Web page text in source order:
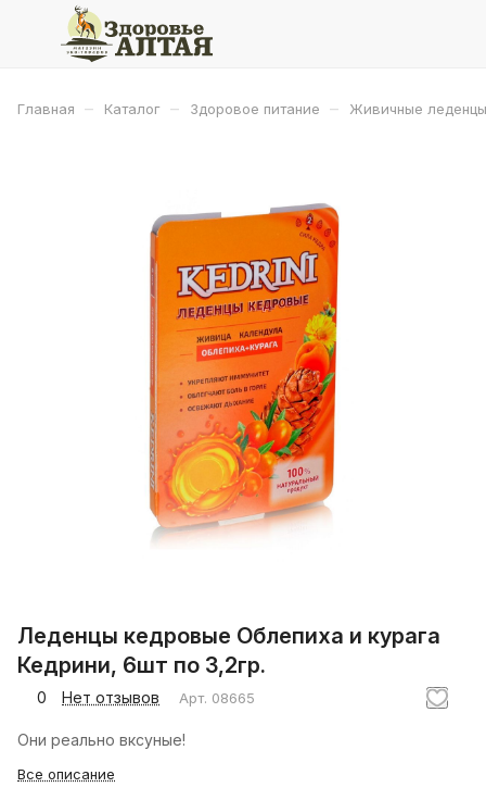
Главная – Каталог – Здоровое питание – Живичные леденцы
Леденцы кедровые Облепиха и курага
Кедрини, 6шт по 3,2гр.
0 Нет отзывов Арт. 08665
Они реально вксуные!
Все описание